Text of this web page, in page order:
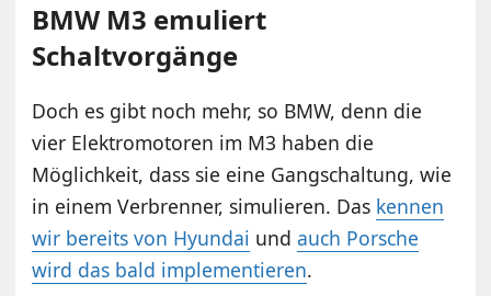
BMW M3 emuliert
Schaltvorgänge
Doch es gibt noch mehr, so BMW, denn die
vier Elektromotoren im M3 haben die
Möglichkeit, dass sie eine Gangschaltung, wie
in einem Verbrenner, simulieren. Das kennen
wir bereits von Hyundai undauch Porsche
wird das bald implementieren.